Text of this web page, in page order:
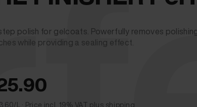
polish for gelcoats. Powerfully removes
while providing a sealing effect.
L · Price incl. 19% VAT plus shipping